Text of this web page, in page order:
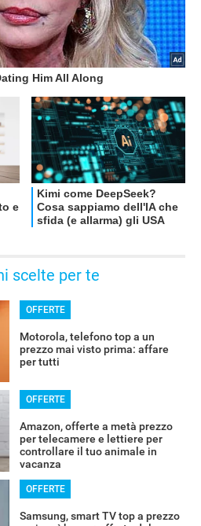
scelte per te
OFFERTE
Motorola, telefono top a un
prezzo mai visto prima: affare
per tutti
OFFERTE
Amazon, offerte a metà prezzo
per telecamere e lettiere per
controllare il tuo animale in
vacanza
OFFERTE
Samsung, smart TV top a prezzo